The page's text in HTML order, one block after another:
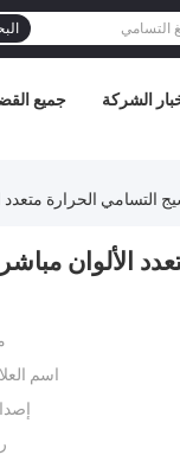
جميع الشركة
التسامي الحرارة
الألوان
اسم